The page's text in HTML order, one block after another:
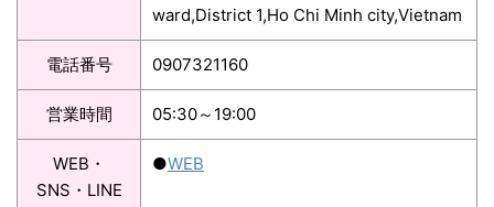
ward,District 1,Ho Chi Minh city,Vietnam
電話番号 0907321160
営業時間 05:30～19:00
WEB・
SNS・LINE
●WEB